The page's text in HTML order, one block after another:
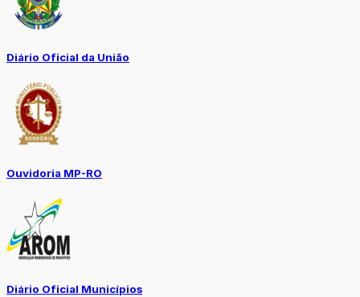
Diário Oficial da União
Ouvidoria MP-RO
Diário Oficial Municípios